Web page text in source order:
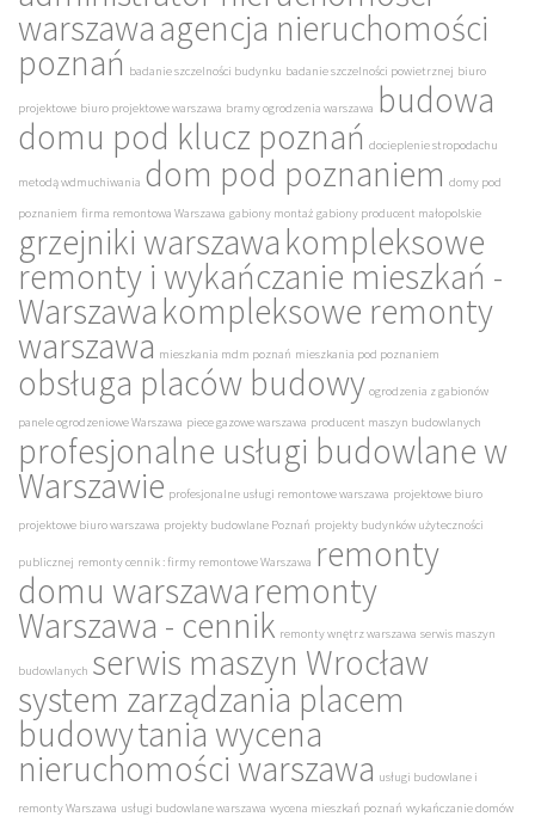
warszawaagencja nieruchomości
poznań badanie szczelności budynku badanie szczelności powietrznej biuro
projektowe biuro projektowe warszawa bramy ogrodzenia warszawa budowa
domu pod klucz poznań docieplenie stropodachu
metodą wdmuchiwania dom pod poznaniem domy pod
poznaniem firma remontowa Warszawa gabiony montaż gabiony producent małopolskie
grzejniki warszawakompleksowe
remonty i wykańczanie mieszkań -
Warszawakompleksowe remonty
warszawa mieszkania mdm poznań mieszkania pod poznaniem
obsługa placów budowy ogrodzenia z gabionów
panele ogrodzeniowe Warszawa piece gazowe warszawa producent maszyn budowlanych
profesjonalne usługi budowlane w
Warszawie profesjonalne usługi remontowe warszawa projektowe biuro
projektowe biuro warszawa projekty budowlane Poznań projekty budynków użyteczności
publicznej remonty cennik : firmy remontowe Warszawa remonty
domu warszawaremonty
Warszawa - cennik remonty wnętrz warszawa serwis maszyn
budowlanych serwis maszyn Wrocław
system zarządzania placem
budowytania wycena
nieruchomości warszawa usługi budowlane i
remonty Warszawa usługi budowlane warszawa wycena mieszkań poznań wykańczanie domów